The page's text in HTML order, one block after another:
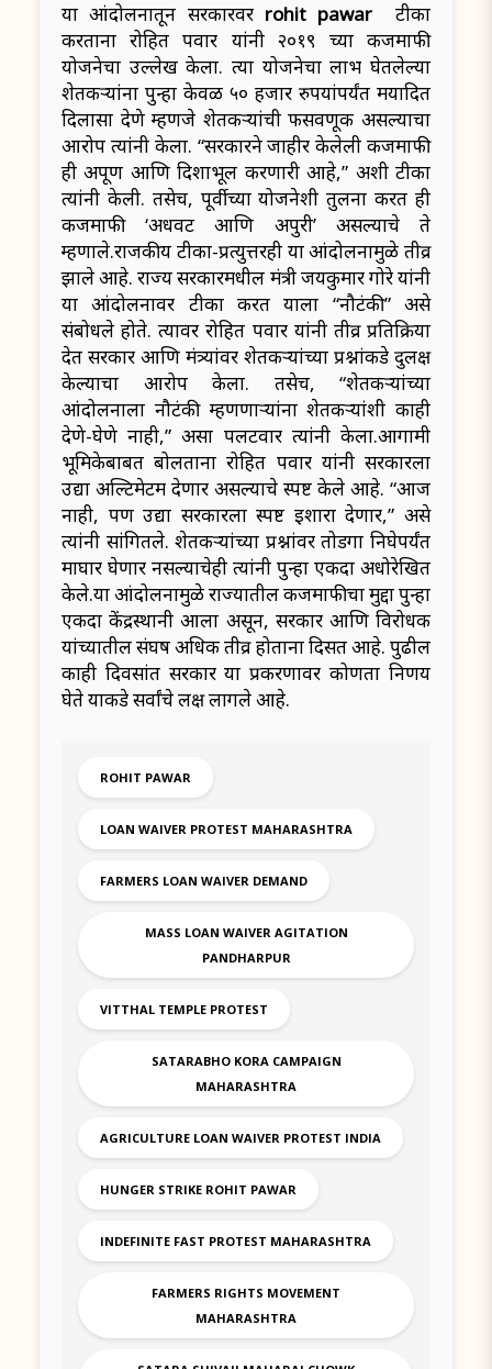
या आंदोलनातून सरकारवर rohit pawar टीका
करताना रोहित पवार यांनी २०१९ च्या कर्जमाफी
योजनेचा उल्लेख केला. त्या योजनेचा लाभ घेतलेल्या
शेतकऱ्यांना पुन्हा केवळ ५० हजार रुपयांपर्यंत मर्यादित
दिलासा देणे म्हणजे शेतकऱ्यांची फसवणूक असल्याचा
आरोप त्यांनी केला. “सरकारने जाहीर केलेली कर्जमाफी
ही अपूर्ण आणि दिशाभूल करणारी आहे,” अशी टीका
त्यांनी केली. तसेच, पूर्वीच्या योजनेशी तुलना करत ही
कर्जमाफी ‘अर्धवट आणि अपुरी’ असल्याचे ते
म्हणाले.राजकीय टीका-प्रत्युत्तरही या आंदोलनामुळे तीव्र
झाले आहे. राज्य सरकारमधील मंत्री जयकुमार गोरे यांनी
या आंदोलनावर टीका करत याला “नौटंकी” असे
संबोधले होते. त्यावर रोहित पवार यांनी तीव्र प्रतिक्रिया
देत सरकार आणि मंत्र्यांवर शेतकऱ्यांच्या प्रश्नांकडे दुर्लक्ष
केल्याचा आरोप केला. तसेच, “शेतकऱ्यांच्या
आंदोलनाला नौटंकी म्हणणाऱ्यांना शेतकऱ्यांशी काही
देणे-घेणे नाही,” असा पलटवार त्यांनी केला.आगामी
भूमिकेबाबत बोलताना रोहित पवार यांनी सरकारला
उद्या अल्टिमेटम देणार असल्याचे स्पष्ट केले आहे. “आज
नाही, पण उद्या सरकारला स्पष्ट इशारा देणार,” असे
त्यांनी सांगितले. शेतकऱ्यांच्या प्रश्नांवर तोडगा निघेपर्यंत
माघार घेणार नसल्याचेही त्यांनी पुन्हा एकदा अधोरेखित
केले.या आंदोलनामुळे राज्यातील कर्जमाफीचा मुद्दा पुन्हा
एकदा केंद्रस्थानी आला असून, सरकार आणि विरोधक
यांच्यातील संघर्ष अधिक तीव्र होताना दिसत आहे. पुढील
काही दिवसांत सरकार या प्रकरणावर कोणता निर्णय
घेते याकडे सर्वांचे लक्ष लागले आहे.
ROHIT PAWAR
LOAN WAIVER PROTEST MAHARASHTRA
FARMERS LOAN WAIVER DEMAND
MASS LOAN WAIVER AGITATION
PANDHARPUR
VITTHAL TEMPLE PROTEST
SATARABHO KORA CAMPAIGN
MAHARASHTRA
AGRICULTURE LOAN WAIVER PROTEST INDIA
HUNGER STRIKE ROHIT PAWAR
INDEFINITE FAST PROTEST MAHARASHTRA
FARMERS RIGHTS MOVEMENT
MAHARASHTRA